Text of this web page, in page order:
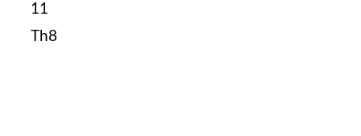
11
Th8